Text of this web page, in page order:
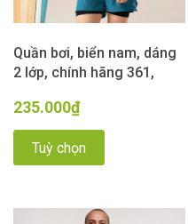
Quần bơi, biển nam, dáng
2 lớp, chính hãng 361,
235.000₫
Tuỳ chọn